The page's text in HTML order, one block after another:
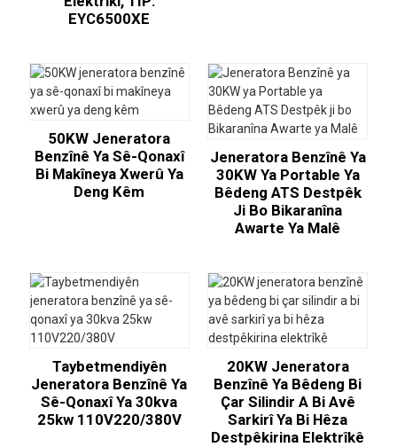
EYC6500XE
50KW Jeneratora
Benzînê Ya Sê-Qonaxî
Bi Makîneya Xwerû Ya
Deng Kêm
Jeneratora Benzînê Ya
30KW Ya Portable Ya
Bêdeng ATS Destpêk
Ji Bo Bikaranîna
Awarte Ya Malê
Taybetmendiyên
Jeneratora Benzînê Ya
Sê-Qonaxî Ya 30kva
25kw 110V220/380V
20KW Jeneratora
Benzînê Ya Bêdeng Bi
Çar Silindir A Bi Avê
Sarkirî Ya Bi Hêza
Destpêkirina Elektrîkê